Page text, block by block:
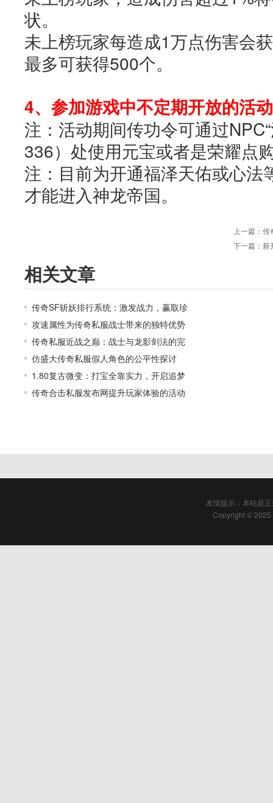
状。
未上榜玩家每造成1万点伤害会
最多可获得500个。
4、参加游戏中不定期开放的活
注：活动期间传功令可通过
336）处使用元宝或者是荣耀点
注：目前为开通福泽天佑或心法
才能进入神龙帝国。
上一篇： 传
下一篇： 新
相关文章
传奇SF斩妖排行系统：激发战力，赢取珍
攻速属性为传奇私服战士带来的独特优势
传奇私服近战之巅：战士与龙影剑法的完
仿盛大传奇私服假人角色的公平性探讨
1.80复古微变：打宝全靠实力，开启追梦
传奇合击私服发布网提升玩家体验的活动
友情提示：本站是
Copyright © 2025